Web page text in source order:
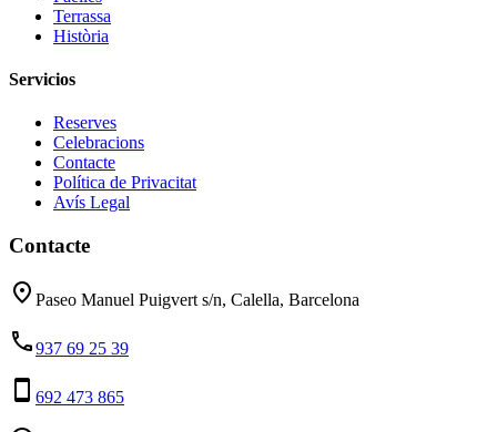
Terrassa
Història
Servicios
Reserves
Celebracions
Contacte
Política de Privacitat
Avís Legal
Contacte
place Paseo Manuel Puigvert s/n, Calella, Barcelona
phone937 69 25 39
smartphone 692 473 865